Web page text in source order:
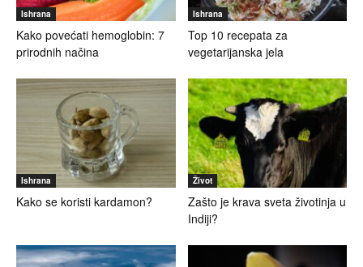
Ishrana
Kako povećati hemoglobin: 7
prirodnih načina
Ishrana
Top 10 recepata za
vegetarijanska jela
Ishrana
Kako se koristi kardamon?
Život
Zašto je krava sveta životinja u
Indiji?